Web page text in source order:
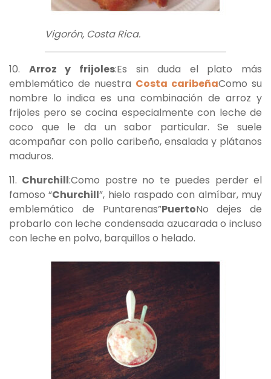
Vigorón, Costa Rica.
10. Arroz y frijoles:Es sin duda el plato más
emblemático de nuestra Costa caribeñaComo su
nombre lo indica es una combinación de arroz y
frijoles pero se cocina especialmente con leche de
coco que le da un sabor particular. Se suele
acompañar con pollo caribeño, ensalada y plátanos
maduros.
11. Churchill:Como postre no te puedes perder el
famoso “Churchill”, hielo raspado con almíbar, muy
emblemático de Puntarenas”PuertoNo dejes de
probarlo con leche condensada azucarada o incluso
con leche en polvo, barquillos o helado.